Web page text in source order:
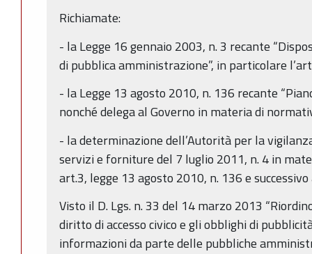
Richiamate:
- la Legge 16 gennaio 2003, n. 3 recante
di pubblica amministrazione”, in particolare
- la Legge 13 agosto 2010, n. 136 recante
nonché delega al Governo in materia di
- la determinazione dell’Autorità per la
servizi e forniture del 7 luglio 2011, n. 4 in
art.3, legge 13 agosto 2010, n. 136 e
Visto il D. Lgs. n. 33 del 14 marzo 2013
diritto di accesso civico e gli obblighi di
informazioni da parte delle pubbliche